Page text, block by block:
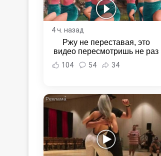
4 ч. назад
Ржу не переставая, это
видео пересмотришь не раз
104 54 34